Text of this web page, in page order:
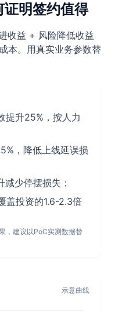
明签约值得
收益 + 风险降低收益
本。用真实业务参数替
提升25%，按人力
，降低上线延误损
少停摆损失；
盖投资的1.6-2.3倍
，建议以PoC实测数据替
示意曲线